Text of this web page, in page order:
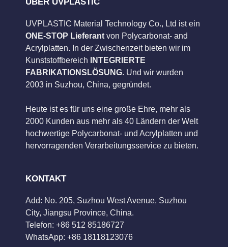
UVPLASTIC Material Technology Co., Ltd ist ein
ONE-STOP Lieferant von Polycarbonat- and
Acrylplatten. In der Zwischenzeit bieten wir im
Kunststoffbereich
INTEGRIERTE
FABRIKATIONSLÖSUNG. Und wir wurden
2003 in Suzhou, China, gegründet.
Heute ist es für uns eine große Ehre, mehr als
2000 Kunden aus mehr als 40 Ländern der Welt
hochwertige Polycarbonat- und Acrylplatten und
hervorragenden Verarbeitungsservice zu bieten.
KONTAKT
Add: No. 205, Suzhou West Avenue, Suzhou
City, Jiangsu Province, China.
Telefon: +86 512 85186727
WhatsApp: +86 18118123076